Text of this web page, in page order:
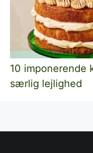
10 imponerende
særlig lejlighed